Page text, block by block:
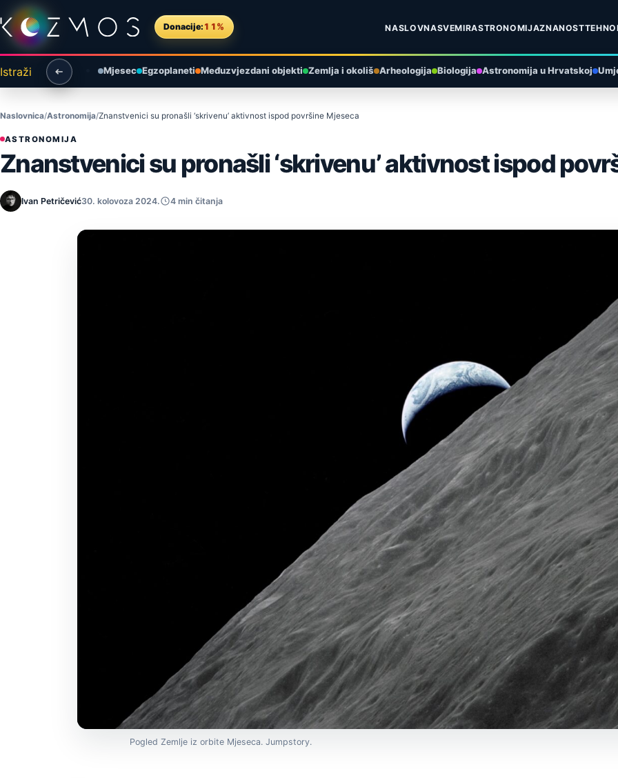
Preskoči na sadržaj
Donacije: 11% NASLOVNASVEMIRASTRONOMIJAZNANOST
Istraži Mjesec Egzoplaneti Međuzvjezdani objekti Zemlja i okoliš Arheologija Biologija Astronomija u Hrvatskoj
Naslovnica Astronomija Znanstvenici su pronašli ‘skrivenu’ aktivnost ispod površine Mjeseca
ASTRONOMIJA
Znanstvenici su pronašli ‘skrivenu’ aktivnost ispod
Ivan Petričević30. kolovoza 2024. 4 min čitanja
Pogled Zemlje iz orbite Mjeseca. Jumpstory.